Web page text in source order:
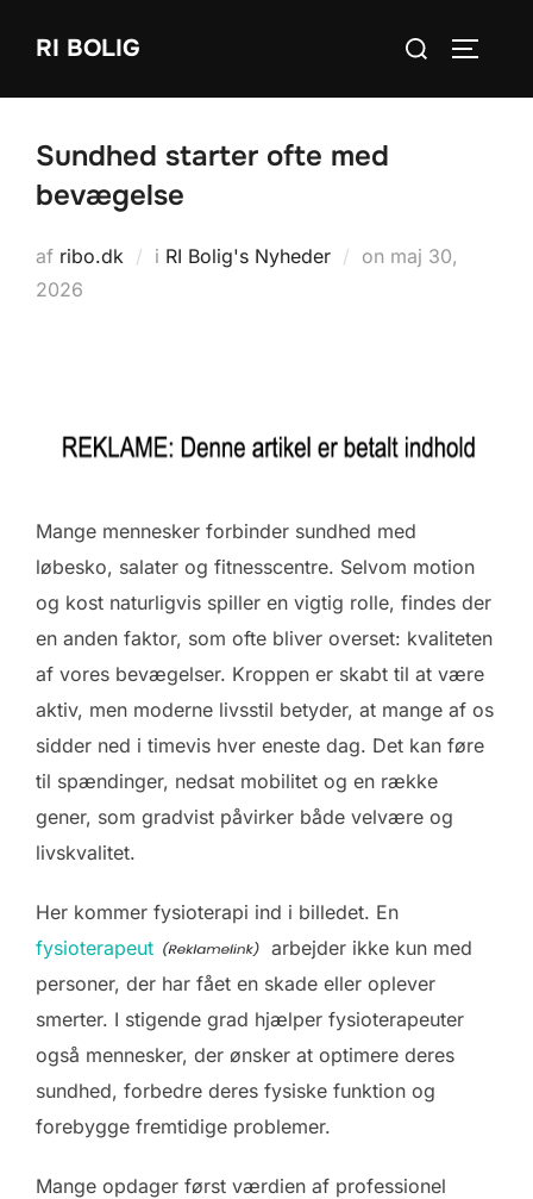
RI BOLIG
Søg
Sundhed starter ofte med
bevægelse
af ribo.dk i RI Bolig's Nyheder on Udgivet
maj 30,
2026
Mange mennesker forbinder sundhed med
løbesko, salater og fitnesscentre. Selvom motion
og kost naturligvis spiller en vigtig rolle, findes der
en anden faktor, som ofte bliver overset: kvaliteten
af vores bevægelser. Kroppen er skabt til at være
aktiv, men moderne livsstil betyder, at mange af os
sidder ned i timevis hver eneste dag. Det kan føre
til spændinger, nedsat mobilitet og en række
gener, som gradvist påvirker både velvære og
livskvalitet.
Her kommer fysioterapi ind i billedet. En
fysioterapeut
arbejder ikke kun med
personer, der har fået en skade eller oplever
smerter. I stigende grad hjælper fysioterapeuter
også mennesker, der ønsker at optimere deres
sundhed, forbedre deres fysiske funktion og
forebygge fremtidige problemer.
Mange opdager først værdien af professionel